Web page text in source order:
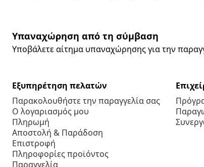
Υπαναχώρηση από τη σύμβαση
Υποβάλετε αίτημα υπαναχώρησης για την
Εξυπηρέτηση πελατών
Παρακολουθήστε την παραγγελία σας
Ο λογαριασμός μου
Πληρωμή
Αποστολή & Παράδοση
Επιστροφή
Πληροφορίες προϊόντος
Παραγγελία